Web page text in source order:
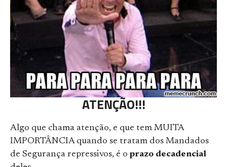
ATENÇÃO!!!
Algo que chama atenção, e que tem MUITA
IMPORTÂNCIA quando se tratam dos Mandados
de Segurança repressivos, é o prazo decadencial